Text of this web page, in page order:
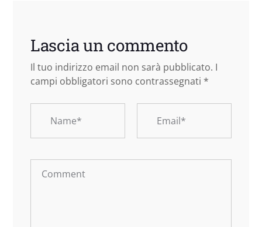
Lascia un commento
Il tuo indirizzo email non sarà pubblicato. I
campi obbligatori sono contrassegnati *